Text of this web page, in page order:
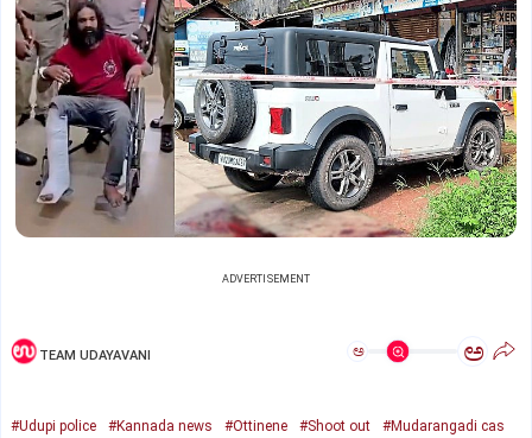
ADVERTISEMENT
TEAM UDAYAVANI ಅ ಅ
#Udupi police #Kannada news #Ottinene #Shoot out
#Mudarangadi cas